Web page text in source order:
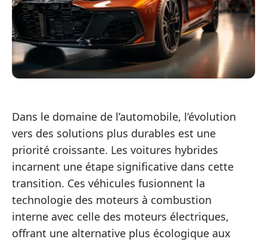
Dans le domaine de l’automobile, l’évolution
vers des solutions plus durables est une
priorité croissante. Les voitures hybrides
incarnent une étape significative dans cette
transition. Ces véhicules fusionnent la
technologie des moteurs à combustion
interne avec celle des moteurs électriques,
offrant une alternative plus écologique aux